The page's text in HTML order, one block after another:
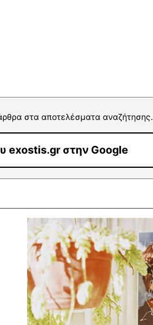
στα αποτελέσματα αναζήτησης.
exostis.gr στην Google